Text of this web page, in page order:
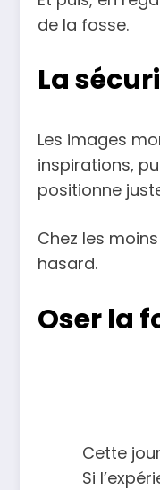
de la fosse.
La
Les images
inspirations,
positionne
Chez les
hasard.
Oser la
Cette
Si